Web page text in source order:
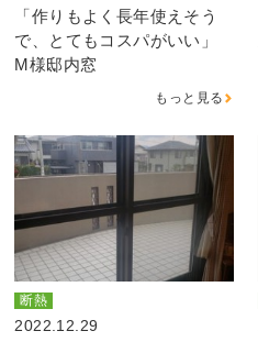
「作りもよく長年使えそう
で、とてもコスパがいい」
M様邸内窓
もっと見る
断熱
2022.12.29